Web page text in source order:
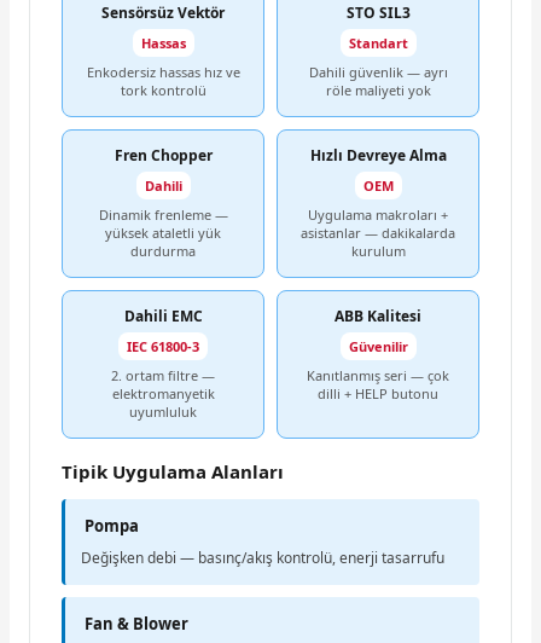
Sensörsüz Vektör
Hassas
Enkodersiz hassas hız ve
tork kontrolü
STO SIL3
Standart
Dahili güvenlik — ayrı
röle maliyeti yok
Fren Chopper
Dahili
Dinamik frenleme —
yüksek ataletli yük
durdurma
Hızlı Devreye Alma
OEM
Uygulama makroları +
asistanlar — dakikalarda
kurulum
Dahili EMC
IEC 61800-3
2. ortam filtre —
elektromanyetik
uyumluluk
ABB Kalitesi
Güvenilir
Kanıtlanmış seri — çok
dilli + HELP butonu
Tipik Uygulama Alanları
Pompa
Değişken debi — basınç/akış kontrolü, enerji tasarrufu
Fan & Blower